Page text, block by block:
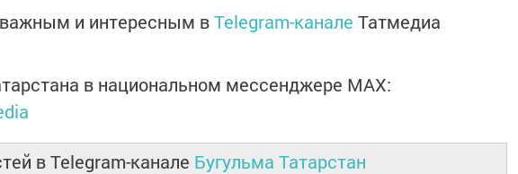
и интересным вTelegram-канале Татмедиа
в национальном мессенджере MАХ:
в Telegram-канале Бугульма Татарстан